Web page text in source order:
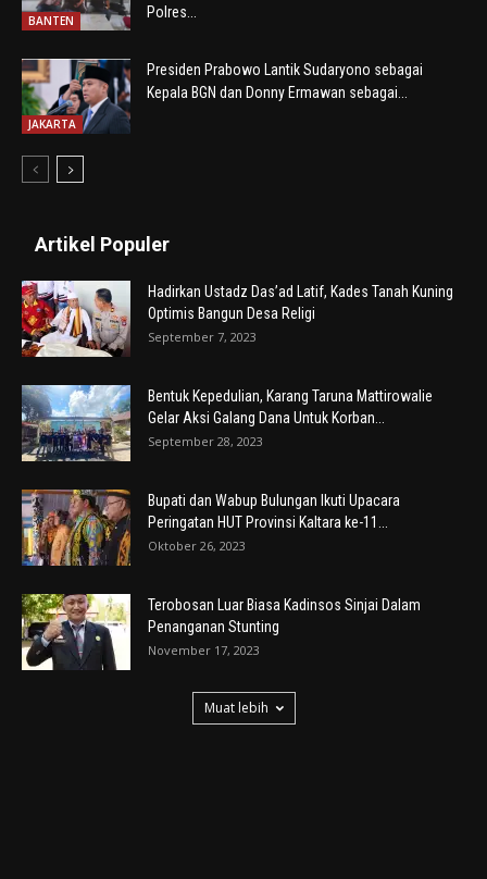
BANTEN
Polres...
JAKARTA
Presiden Prabowo Lantik Sudaryono sebagai
Kepala BGN dan Donny Ermawan sebagai...
Artikel Populer
Hadirkan Ustadz Das’ad Latif, Kades Tanah Kuning
Optimis Bangun Desa Religi
September 7, 2023
Bentuk Kepedulian, Karang Taruna Mattirowalie
Gelar Aksi Galang Dana Untuk Korban...
September 28, 2023
Bupati dan Wabup Bulungan Ikuti Upacara
Peringatan HUT Provinsi Kaltara ke-11...
Oktober 26, 2023
Terobosan Luar Biasa Kadinsos Sinjai Dalam
Penanganan Stunting
November 17, 2023
Muat lebih